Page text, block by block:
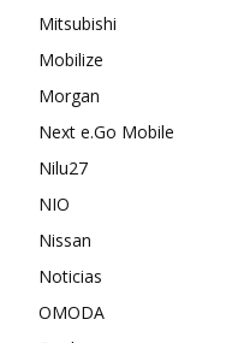
Mitsubishi
Mobilize
Morgan
Next e.Go Mobile
Nilu27
NIO
Nissan
Noticias
OMODA